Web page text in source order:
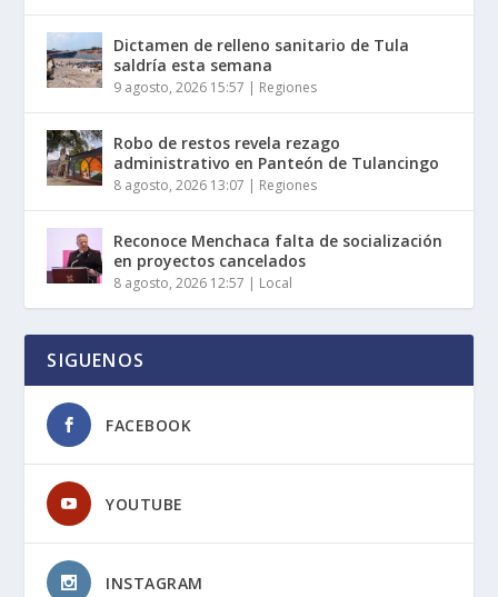
Dictamen de relleno sanitario de Tula
saldría esta semana
9 agosto, 2026 15:57 | Regiones
Robo de restos revela rezago
administrativo en Panteón de Tulancingo
8 agosto, 2026 13:07 | Regiones
Reconoce Menchaca falta de socialización
en proyectos cancelados
8 agosto, 2026 12:57 | Local
SIGUENOS
FACEBOOK
YOUTUBE
INSTAGRAM